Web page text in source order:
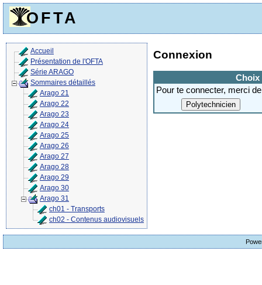
OFTA
Accueil
Présentation de l'OFTA
Série ARAGO
Sommaires détaillés
Arago 21
Arago 22
Arago 23
Arago 24
Arago 25
Arago 26
Arago 27
Arago 28
Arago 29
Arago 30
Arago 31
ch01 - Transports
ch02 - Contenus audiovisuels
Connexion
Choix
Pour te connecter, merci